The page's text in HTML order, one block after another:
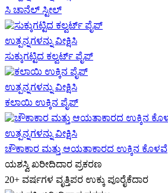
ಸಿ ಚಾನೆಲ್ ಸ್ಟೀಲ್
ಉತ್ಪನ್ನಗಳನ್ನು ವೀಕ್ಷಿಸಿ
ಸುಕ್ಕುಗಟ್ಟಿದ ಕಲ್ವರ್ಟ್ ಪೈಪ್
ಉತ್ಪನ್ನಗಳನ್ನು ವೀಕ್ಷಿಸಿ
ಕಲಾಯಿ ಉಕ್ಕಿನ ಪೈಪ್
ಉತ್ಪನ್ನಗಳನ್ನು ವೀಕ್ಷಿಸಿ
ಚೌಕಾಕಾರ ಮತ್ತು ಆಯತಾಕಾರದ ಉಕ್ಕಿನ ಕೊಳವೆ
ಯಶಸ್ವಿ ಖರೀದಿದಾರ ಪ್ರಕರಣ
20+ ವರ್ಷಗಳ ವೃತ್ತಿಪರ ಉಕ್ಕು ಪೂರೈಕೆದಾರ